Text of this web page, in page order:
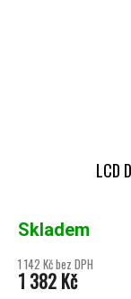
LCD
Skladem
1 142 Kč bez DPH
1 382 Kč